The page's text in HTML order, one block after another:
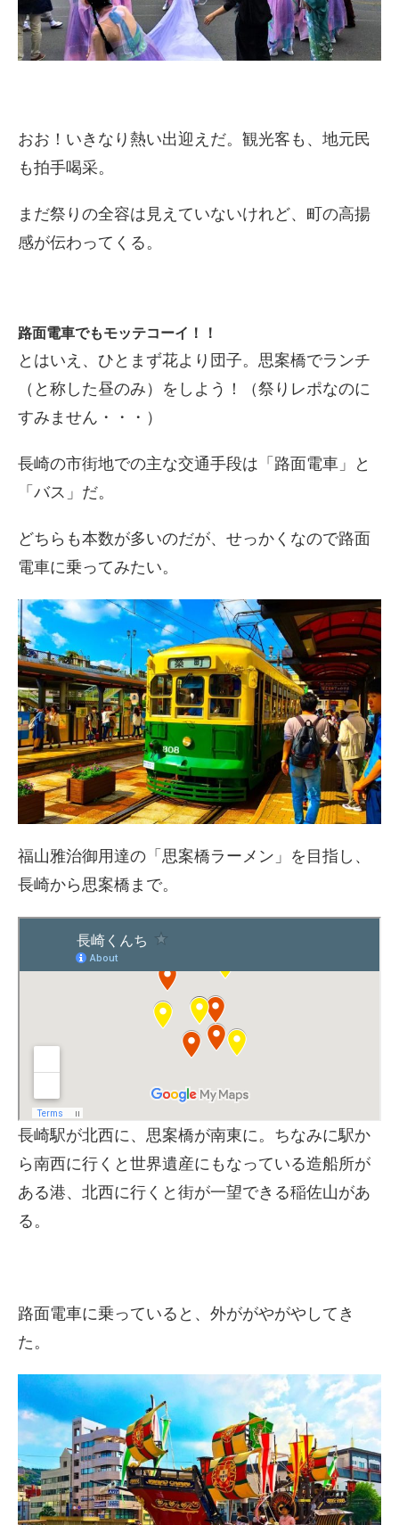
おお！いきなり熱い出迎えだ。観光客も、地元民
も拍手喝采。
まだ祭りの全容は見えていないけれど、町の高揚
感が伝わってくる。
路面電車でもモッテコーイ！！
とはいえ、ひとまず花より団子。思案橋でランチ
（と称した昼のみ）をしよう！（祭りレポなのに
すみません・・・）
長崎の市街地での主な交通手段は「路面電車」と
「バス」だ。
どちらも本数が多いのだが、せっかくなので路面
電車に乗ってみたい。
福山雅治御用達の「思案橋ラーメン」を目指し、
長崎から思案橋まで。
長崎駅が北西に、思案橋が南東に。ちなみに駅か
ら南西に行くと世界遺産にもなっている造船所が
ある港、北西に行くと街が一望できる稲佐山があ
る。
路面電車に乗っていると、外ががやがやしてき
た。